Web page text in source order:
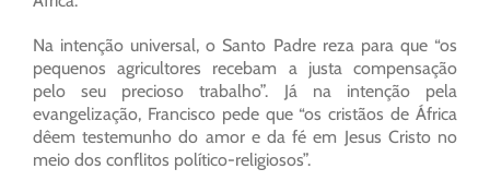
Na intenção universal, o Santo Padre reza para que “os
pequenos agricultores recebam a justa compensação
pelo seu precioso trabalho”. Já na intenção pela
evangelização, Francisco pede que “os cristãos de África
dêem testemunho do amor e da fé em Jesus Cristo no
meio dos conflitos político-religiosos”.